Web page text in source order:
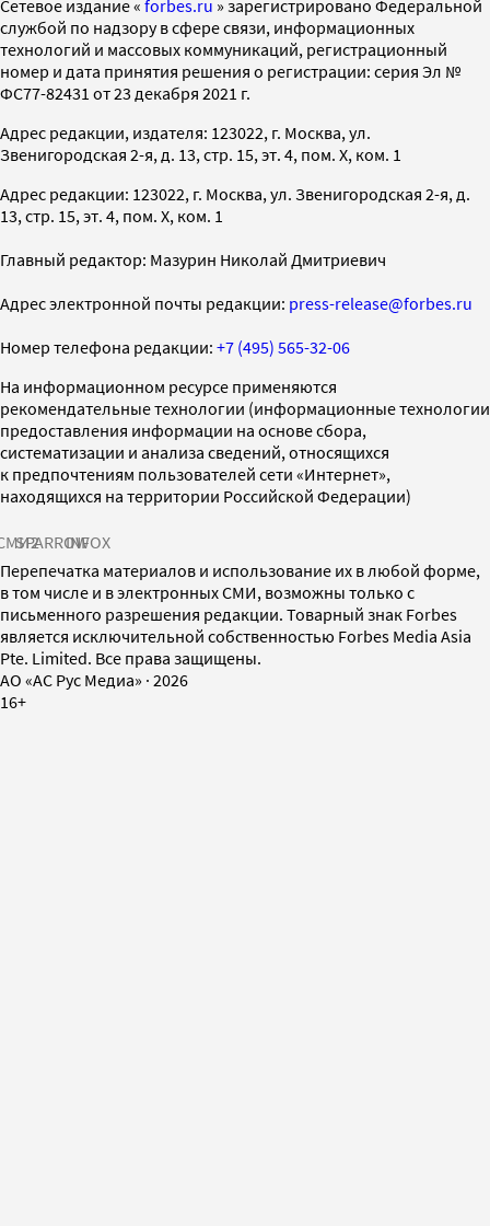
Cетевое издание « forbes.ru » зарегистрировано Федеральной
службой по надзору в сфере связи, информационных
технологий и массовых коммуникаций, регистрационный
номер и дата принятия решения о регистрации: серия Эл №
ФС77-82431 от 23 декабря 2021 г.
Адрес редакции, издателя: 123022, г. Москва, ул.
Звенигородская 2-я, д. 13, стр. 15, эт. 4, пом. X, ком. 1
Адрес редакции: 123022, г. Москва, ул. Звенигородская 2-я, д.
13, стр. 15, эт. 4, пом. X, ком. 1
Главный редактор: Мазурин Николай Дмитриевич
Адрес электронной почты редакции: press-release@forbes.ru
Номер телефона редакции: +7 (495) 565-32-06
На информационном ресурсе применяются
рекомендательные технологии (информационные технологии
предоставления информации на основе сбора,
систематизации и анализа сведений, относящихся
к предпочтениям пользователей сети «Интернет»,
находящихся на территории Российской Федерации)
SPARROWINFOX
Перепечатка материалов и использование их в любой форме,
в том числе и в электронных СМИ, возможны только с
письменного разрешения редакции. Товарный знак Forbes
является исключительной собственностью Forbes Media Asia
Pte. Limited. Все права защищены.
AO «АС Рус Медиа» · 2026
16+